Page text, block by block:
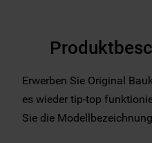
Erwerben Sie Original
es wieder tip-top
Sie die